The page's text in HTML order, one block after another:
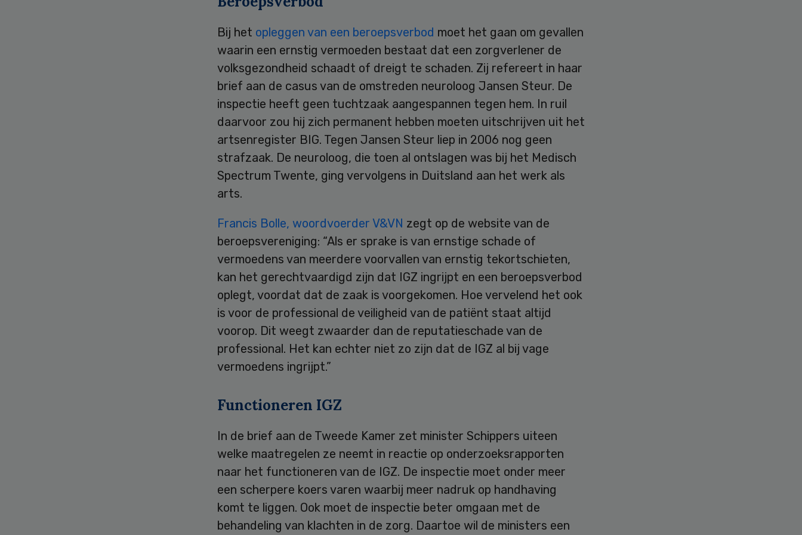
Bij het opleggen van een beroepsverbod moet het gaan om gevallen
waarin een ernstig vermoeden bestaat dat een zorgverlener de
volksgezondheid schaadt of dreigt te schaden. Zij refereert in haar
brief aan de casus van de omstreden neuroloog Jansen Steur. De
inspectie heeft geen tuchtzaak aangespannen tegen hem. In ruil
daarvoor zou hij zich permanent hebben moeten uitschrijven uit het
artsenregister BIG. Tegen Jansen Steur liep in 2006 nog geen
strafzaak. De neuroloog, die toen al ontslagen was bij het Medisch
Spectrum Twente, ging vervolgens in Duitsland aan het werk als
arts.
Francis Bolle, woordvoerder V&VN zegt op de website van de
beroepsvereniging: “Als er sprake is van ernstige schade of
vermoedens van meerdere voorvallen van ernstig tekortschieten,
kan het gerechtvaardigd zijn dat IGZ ingrijpt en een beroepsverbod
oplegt, voordat dat de zaak is voorgekomen. Hoe vervelend het ook
is voor de professional de veiligheid van de patiënt staat altijd
voorop. Dit weegt zwaarder dan de reputatieschade van de
professional. Het kan echter niet zo zijn dat de IGZ al bij vage
vermoedens ingrijpt.”
Functioneren IGZ
In de brief aan de Tweede Kamer zet minister Schippers uiteen
welke maatregelen ze neemt in reactie op onderzoeksrapporten
naar het functioneren van de IGZ. De inspectie moet onder meer
een scherpere koers varen waarbij meer nadruk op handhaving
komt te liggen. Ook moet de inspectie beter omgaan met de
behandeling van klachten in de zorg. Daartoe wil de ministers een